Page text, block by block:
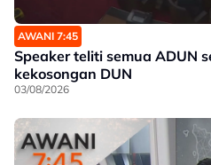
AWANI 7:45
Speaker teliti semua ADUN
kekosongan DUN
03/08/2026